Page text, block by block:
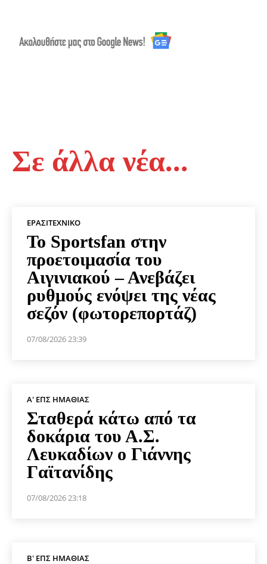
Σε άλλα νέα...
ΕΡΑΣΙΤΕΧΝΙΚΟ
Το Sportsfan στην
προετοιμασία του
Αιγινιακού – Ανεβάζει
ρυθμούς ενόψει της νέας
σεζόν (φωτορεπορτάζ)
07/08/2026 23:39
Α' ΕΠΣ ΗΜΑΘΊΑΣ
Σταθερά κάτω από τα
δοκάρια του Α.Σ.
Λευκαδίων ο Γιάννης
Γαϊτανίδης
07/08/2026 23:18
Β' ΕΠΣ ΗΜΑΘΊΑΣ